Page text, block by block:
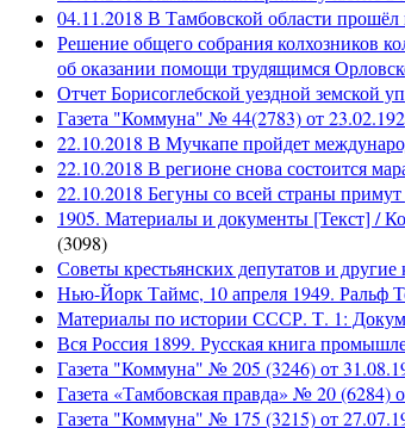
04.11.2018 В Тамбовской области
Решение общего собрания колхозников
об оказании помощи трудящимся
Отчет Борисоглебской уездной земской
Газета "Коммуна" № 44(2783) от
22.10.2018 В Мучкапе пройдет
22.10.2018 В регионе снова состоится
22.10.2018 Бегуны со всей страны
1905. Материалы и документы [Текст] /
(3098)
Советы крестьянских депутатов и
Нью-Йорк Таймс, 10 апреля 1949. Ральф
Материалы по истории СССР. Т. 1:
Вся Россия 1899. Русская книга
Газета "Коммуна" № 205 (3246) от
Газета «Тамбовская правда» № 20 (6284)
Газета "Коммуна" № 175 (3215) от